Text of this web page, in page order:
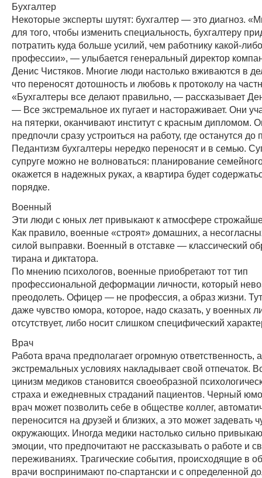
Бухгалтер
Некоторые эксперты шутят: бухгалтер — это диагноз.
для того, чтобы изменить специальность, бухгалтеру
потратить куда больше усилий, чем работнику какой-
профессии», — улыбается генеральный директор
Денис Чистяков. Многие люди настолько вживаются в
что переносят дотошность и любовь к протоколу на
«Бухгалтеры все делают правильно, — рассказывает
— Все экстремальное их пугает и настораживает. Они
на пятерки, оканчивают институт с красным дипломом.
предпочли сразу устроиться на работу, где останутся до
Педантизм бухгалтеры нередко переносят и в семью.
супруге можно не волноваться: планирование
окажется в надежных руках, а квартира будет
порядке.
Военный
Эти люди с юных лет привыкают к атмосфере
Как правило, военные «строят» домашних, а
силой выправки. Военный в отставке — классический
тирана и диктатора.
По мнению психологов, военные приобретают тот тип
профессиональной деформации личности, который
преодолеть. Офицер — не профессия, а образ жизни.
даже чувство юмора, которое, надо сказать, у военных
отсутствует, либо носит слишком специфический
Врач
Работа врача предполагает огромную ответственность,
экстремальных условиях накладывает свой отпечаток.
цинизм медиков становится своеобразной
страха и ежедневных страданий пациентов. Черный
врач может позволить себе в обществе коллег,
переносится на друзей и близких, а это может задевать
окружающих. Иногда медики настолько сильно
эмоции, что предпочитают не рассказывать о работе и
переживаниях. Трагические события, происходящие в
врачи воспринимают по-спартански и с определенной